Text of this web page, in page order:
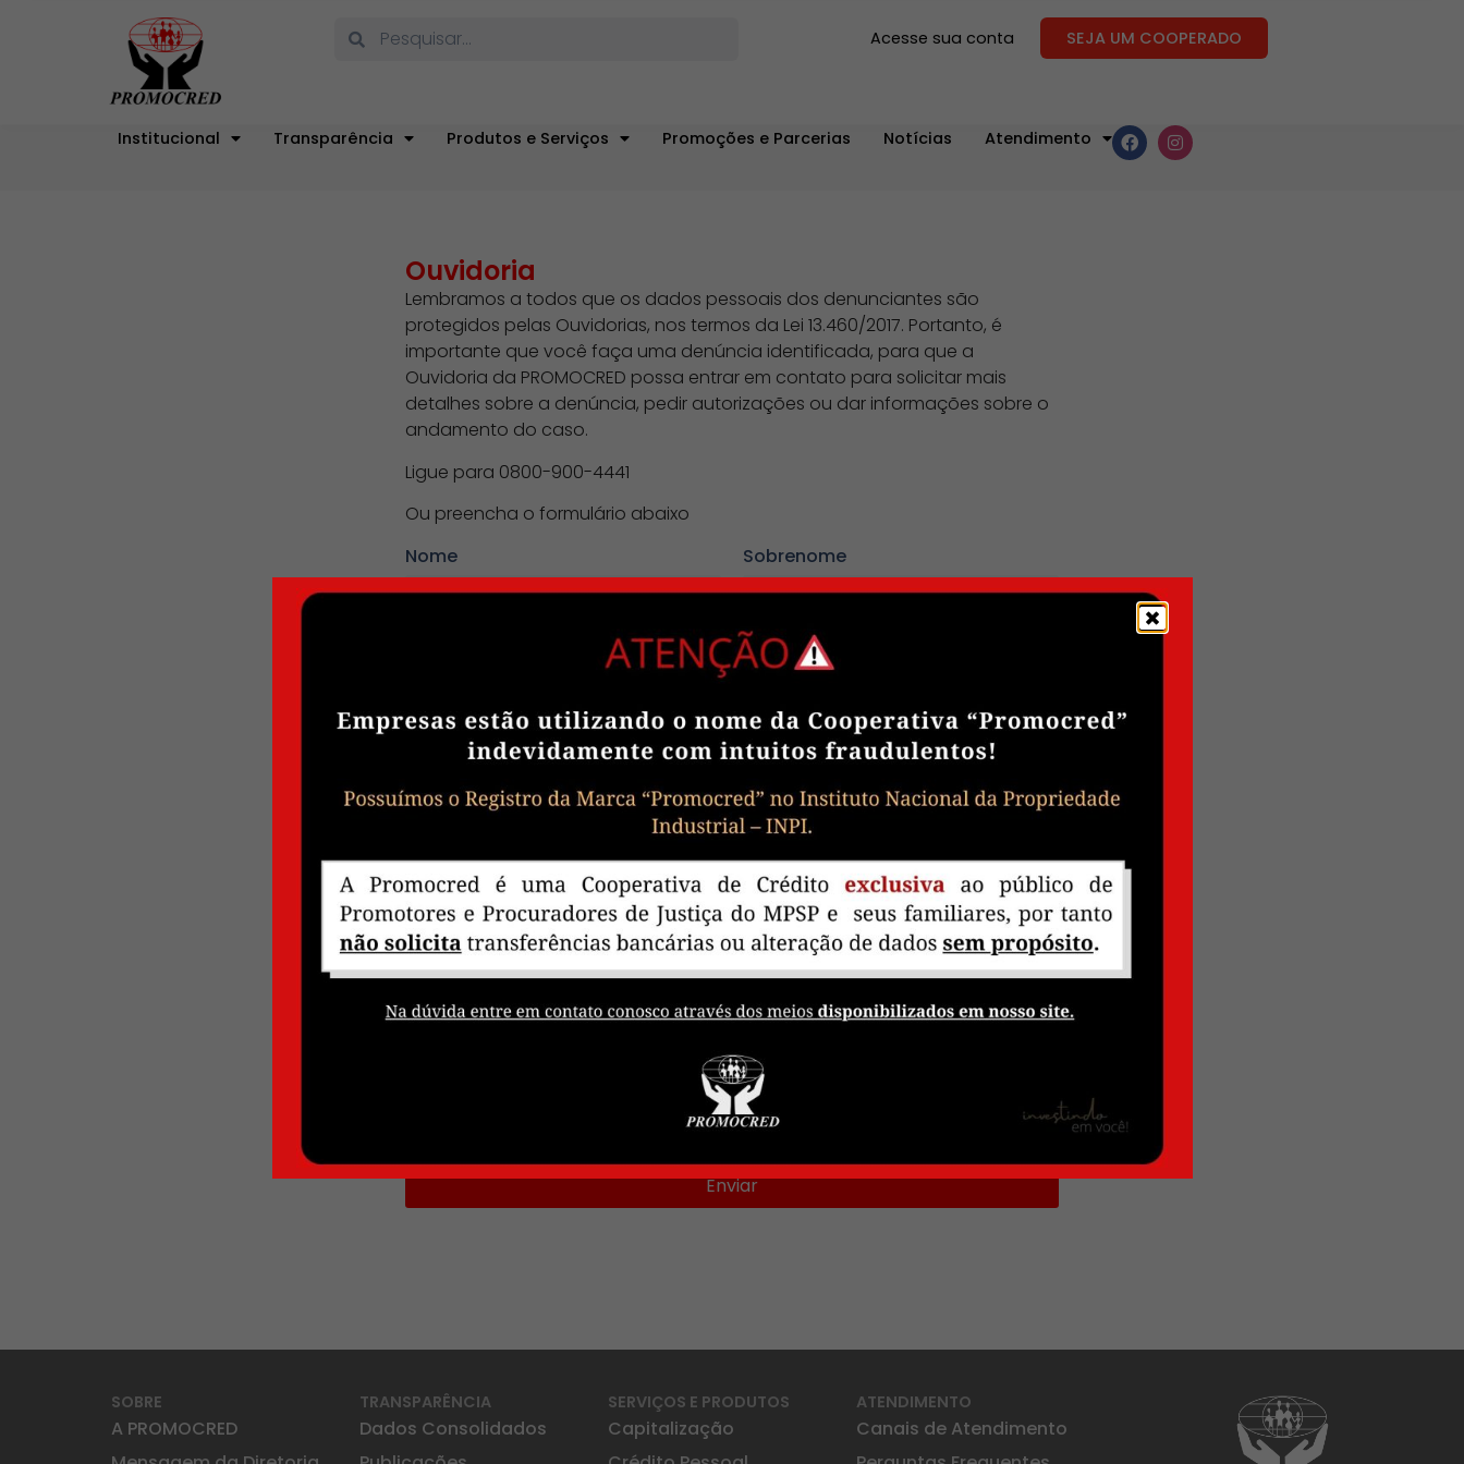
Acesse sua conta SEJA UM COOPERADO
Institucional Transparência Produtos e Serviços Promoções e Parcerias Notícias Atendimento
Ouvidoria
Lembramos a todos que os dados pessoais dos denunciantes são
protegidos pelas Ouvidorias, nos termos da Lei 13.460/2017. Portanto, é
importante que você faça uma denúncia identificada, para que a
Ouvidoria da PROMOCRED possa entrar em contato para solicitar mais
detalhes sobre a denúncia, pedir autorizações ou dar informações sobre o
andamento do caso.
Ligue para 0800-900-4441
Ou preencha o formulário abaixo
Nome
Sobrenome
Celular
Mensagem
Enviar
SOBRE
A PROMOCRED
TRANSPARÊNCIA
Dados Consolidados
SERVIÇOS E PRODUTOS
Capitalização
ATENDIMENTO
Canais de Atendimento